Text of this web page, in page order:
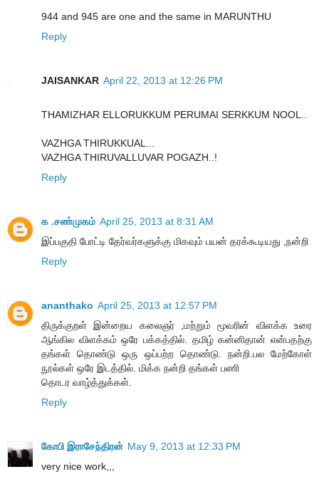
944 and 945 are one and the same in MARUNTHU
Reply
JAISANKAR April 22, 2013 at 12:26 PM
THAMIZHAR ELLORUKKUM PERUMAI SERKKUM NOOL..
VAZHGA THIRUKKUAL...
VAZHGA THIRUVALLUVAR POGAZH..!
Reply
க .சண்முகம் April 25, 2013 at 8:31 AM
இப்பகுதி போட்டி தேர்வர்களுக்கு மிகவும் பயன் தரக்கூடியது ,நன்றி
Reply
ananthako April 25, 2013 at 12:57 PM
திருக்குறள் இன்றைய கலைஞர் ,மற்றும் மூவரின் விளக்க உரை
ஆங்கில விளக்கம் ஒரே பக்கத்தில். தமிழ் கன்னிதான் என்பதற்கு
தங்கள் தொண்டு ஒரு ஒப்பற்ற தொண்டு. நன்றி.பல மேற்கோள்
நூல்கள் ஒரே இடத்தில். மிக்க நன்றி தங்கள் பணி
தொடர வாழ்த்துக்கள்.
Reply
கோபி இராசேந்திரன் May 9, 2013 at 12:33 PM
very nice work,,,